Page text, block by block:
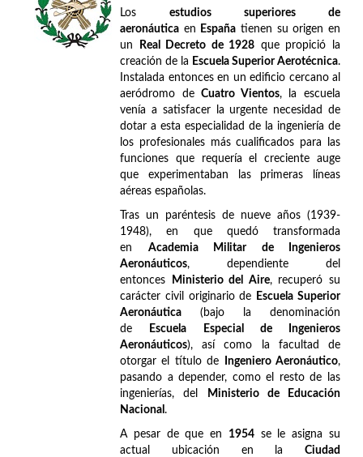
Los estudios superiores de
aeronáutica en España tienen su origen en
un
Real Decreto de 1928 que propició la
creación de la Escuela Superior Aerotécnica.
Instalada entonces en un edificio cercano al
aeródromo deCuatro Vientos, la escuela
venía a satisfacer la urgente necesidad de
dotar a esta especialidad de la ingeniería de
los profesionales más cualificados para las
funciones que requería el creciente auge
que experimentaban las primeras líneas
aéreas españolas.
Tras un paréntesis de nueve años (1939-
1948), en que quedó transformada
en Academia Militar de Ingenieros
Aeronáuticos, dependiente del
entonces
Ministerio del Aire, recuperó su
carácter civil originario de
Escuela Superior
Aeronáutica (bajo la denominación
de
Escuela Especial de Ingenieros
Aeronáuticos), así como la facultad de
otorgar el título de
Ingeniero Aeronáutico,
pasando a depender, como el resto de las
ingenierías, del
Ministerio de Educación
Nacional .
A pesar de que en 1954se le asigna su
actual ubicación en la Ciudad